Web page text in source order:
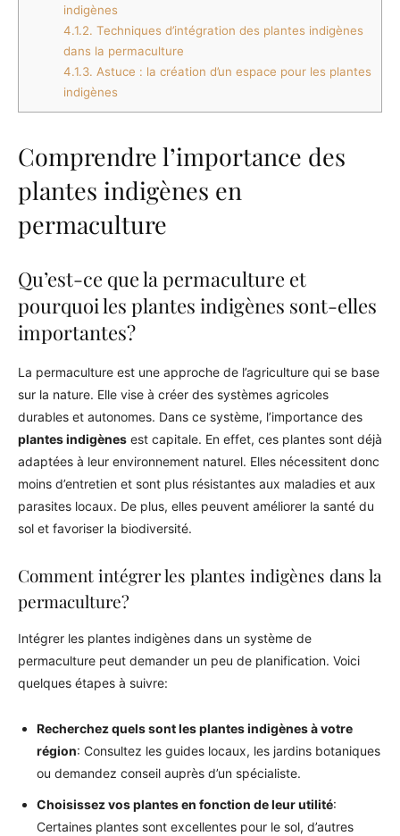
indigènes
4.1.2. Techniques d’intégration des plantes indigènes
dans la permaculture
4.1.3. Astuce : la création d’un espace pour les plantes
indigènes
Comprendre l’importance des
plantes indigènes en
permaculture
Qu’est-ce que la permaculture et
pourquoi les plantes indigènes sont-elles
importantes?
La permaculture est une approche de l’agriculture qui se base
sur la nature. Elle vise à créer des systèmes agricoles
durables et autonomes. Dans ce système, l’importance des
plantes indigènes est capitale. En effet, ces plantes sont déjà
adaptées à leur environnement naturel. Elles nécessitent donc
moins d’entretien et sont plus résistantes aux maladies et aux
parasites locaux. De plus, elles peuvent améliorer la santé du
sol et favoriser la biodiversité.
Comment intégrer les plantes indigènes dans la
permaculture?
Intégrer les plantes indigènes dans un système de
permaculture peut demander un peu de planification. Voici
quelques étapes à suivre:
Recherchez quels sont les plantes indigènes à votre
région: Consultez les guides locaux, les jardins botaniques
ou demandez conseil auprès d’un spécialiste.
Choisissez vos plantes en fonction de leur utilité:
Certaines plantes sont excellentes pour le sol, d’autres